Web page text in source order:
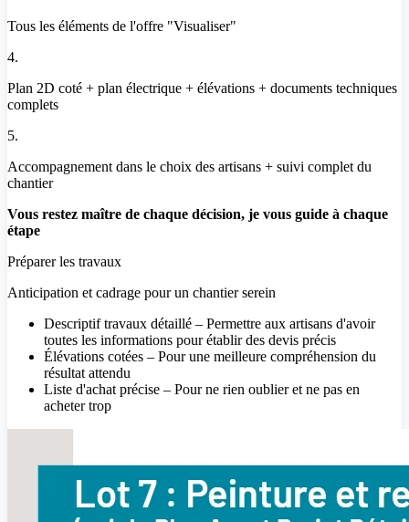
Tous les éléments de l'offre "Visualiser"
4.
Plan 2D coté + plan électrique + élévations + documents techniques
complets
5.
Accompagnement dans le choix des artisans + suivi complet du
chantier
Vous restez maître de chaque décision, je vous guide à chaque
étape
Préparer les travaux
Anticipation et cadrage pour un chantier serein
Descriptif travaux détaillé – Permettre aux artisans d'avoir
toutes les informations pour établir des devis précis
Élévations cotées – Pour une meilleure compréhension du
résultat attendu
Liste d'achat précise – Pour ne rien oublier et ne pas en
acheter trop